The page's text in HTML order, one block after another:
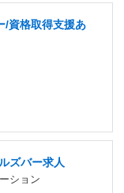
/資格取得支援あ
ズバー求人
ション